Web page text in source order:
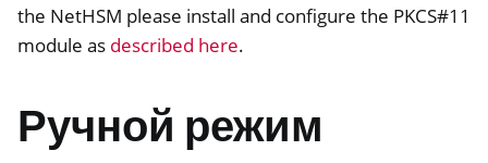
navigation of NitroPad, NitroPC
navigation of NitroPhone, NitroTablet
navigation of NetHSM
the NetHSM please install and configure the PKCS#11
module as described here.
Ручной режим